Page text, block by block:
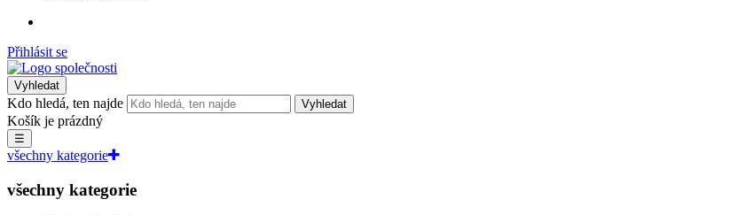
Přihlásit se
Vyhledat
Kdo hledá, ten najde Vyhledat
Košík je prázdný
☰
všechny kategorie
všechny kategorie